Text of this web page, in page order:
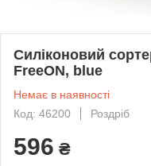
Силіконовий
FreeON, blue
Немає в наявності
Код: 46200
Роздріб
596 ₴